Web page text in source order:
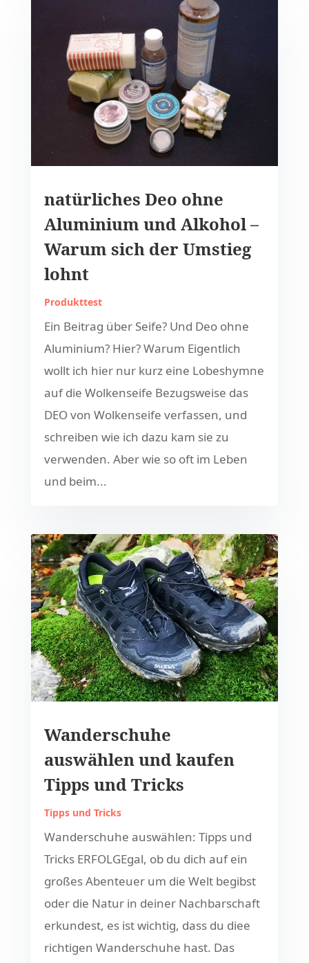
natürliches Deo ohne
Aluminium und Alkohol –
Warum sich der Umstieg
lohnt
Produkttest
Ein Beitrag über Seife? Und Deo ohne
Aluminium? Hier? Warum Eigentlich
wollt ich hier nur kurz eine Lobeshymne
auf die Wolkenseife Bezugsweise das
DEO von Wolkenseife verfassen, und
schreiben wie ich dazu kam sie zu
verwenden. Aber wie so oft im Leben
und beim...
Wanderschuhe
auswählen und kaufen
Tipps und Tricks
Tipps und Tricks
Wanderschuhe auswählen: Tipps und
Tricks ERFOLGEgal, ob du dich auf ein
großes Abenteuer um die Welt begibst
oder die Natur in deiner Nachbarschaft
erkundest, es ist wichtig, dass du diee
richtigen Wanderschuhe hast. Das